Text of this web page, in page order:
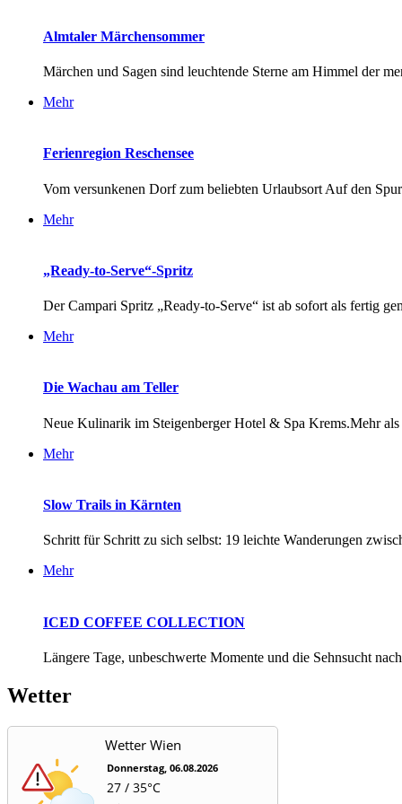
Almtaler Märchensommer
Märchen und Sagen sind leuchtende Sterne am Himmel der
Mehr
Ferienregion Reschensee
Vom versunkenen Dorf zum beliebten Urlaubsort Auf den
Mehr
„Ready-to-Serve“-Spritz
Der Campari Spritz „Ready-to-Serve“ ist ab sofort als fertig
Mehr
Die Wachau am Teller
Neue Kulinarik im Steigenberger Hotel & Spa Krems.Mehr als
Mehr
Slow Trails in Kärnten
Schritt für Schritt zu sich selbst: 19 leichte Wanderungen
Mehr
ICED COFFEE COLLECTION
Längere Tage, unbeschwerte Momente und die Sehnsucht
Wetter
Wetter Wien
Donnerstag, 06.08.2026
27 / 35°C